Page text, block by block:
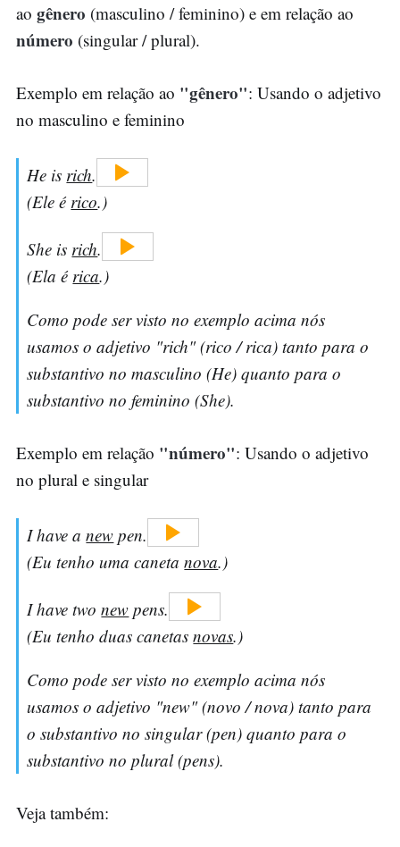
ao gênero (masculino / feminino) e em relação ao
número (singular / plural).
Exemplo em relação ao "gênero": Usando o adjetivo
no masculino e feminino
He is rich.
(Ele é rico.)
She is rich.
(Ela é rica.)
Como pode ser visto no exemplo acima nós
usamos o adjetivo "rich" (rico / rica) tanto para o
substantivo no masculino (He) quanto para o
substantivo no feminino (She).
Exemplo em relação "número": Usando o adjetivo
no plural e singular
I have anew pen.
(Eu tenho uma canetanova.)
I have twonew pens.
(Eu tenho duas canetasnovas.)
Como pode ser visto no exemplo acima nós
usamos o adjetivo "new" (novo / nova) tanto para
o substantivo no singular (pen) quanto para o
substantivo no plural (pens).
Veja também: